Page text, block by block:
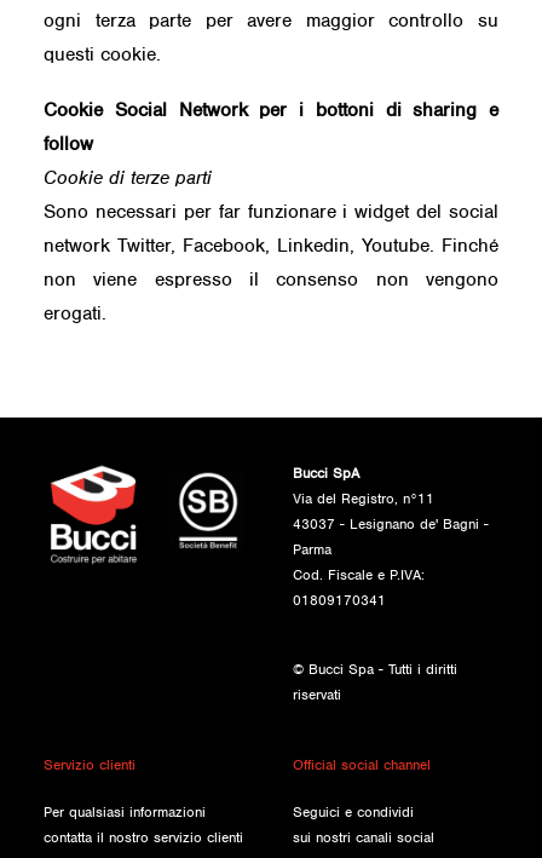
ogni terza parte per avere maggior controllo su
questi cookie.
Cookie Social Network per i bottoni di sharing e
follow
Cookie di terze parti
Sono necessari per far funzionare i widget del social
network Twitter, Facebook, Linkedin, Youtube. Finché
non viene espresso il consenso non vengono
erogati.
Bucci SpA
Via del Registro, n°11
43037 - Lesignano de' Bagni -
Parma
Cod. Fiscale e P.IVA:
01809170341
© Bucci Spa - Tutti i diritti
riservati
Servizio clienti
Per qualsiasi informazioni
contatta il nostro servizio clienti
Official social channel
Seguici e condividi
sui nostri canali social